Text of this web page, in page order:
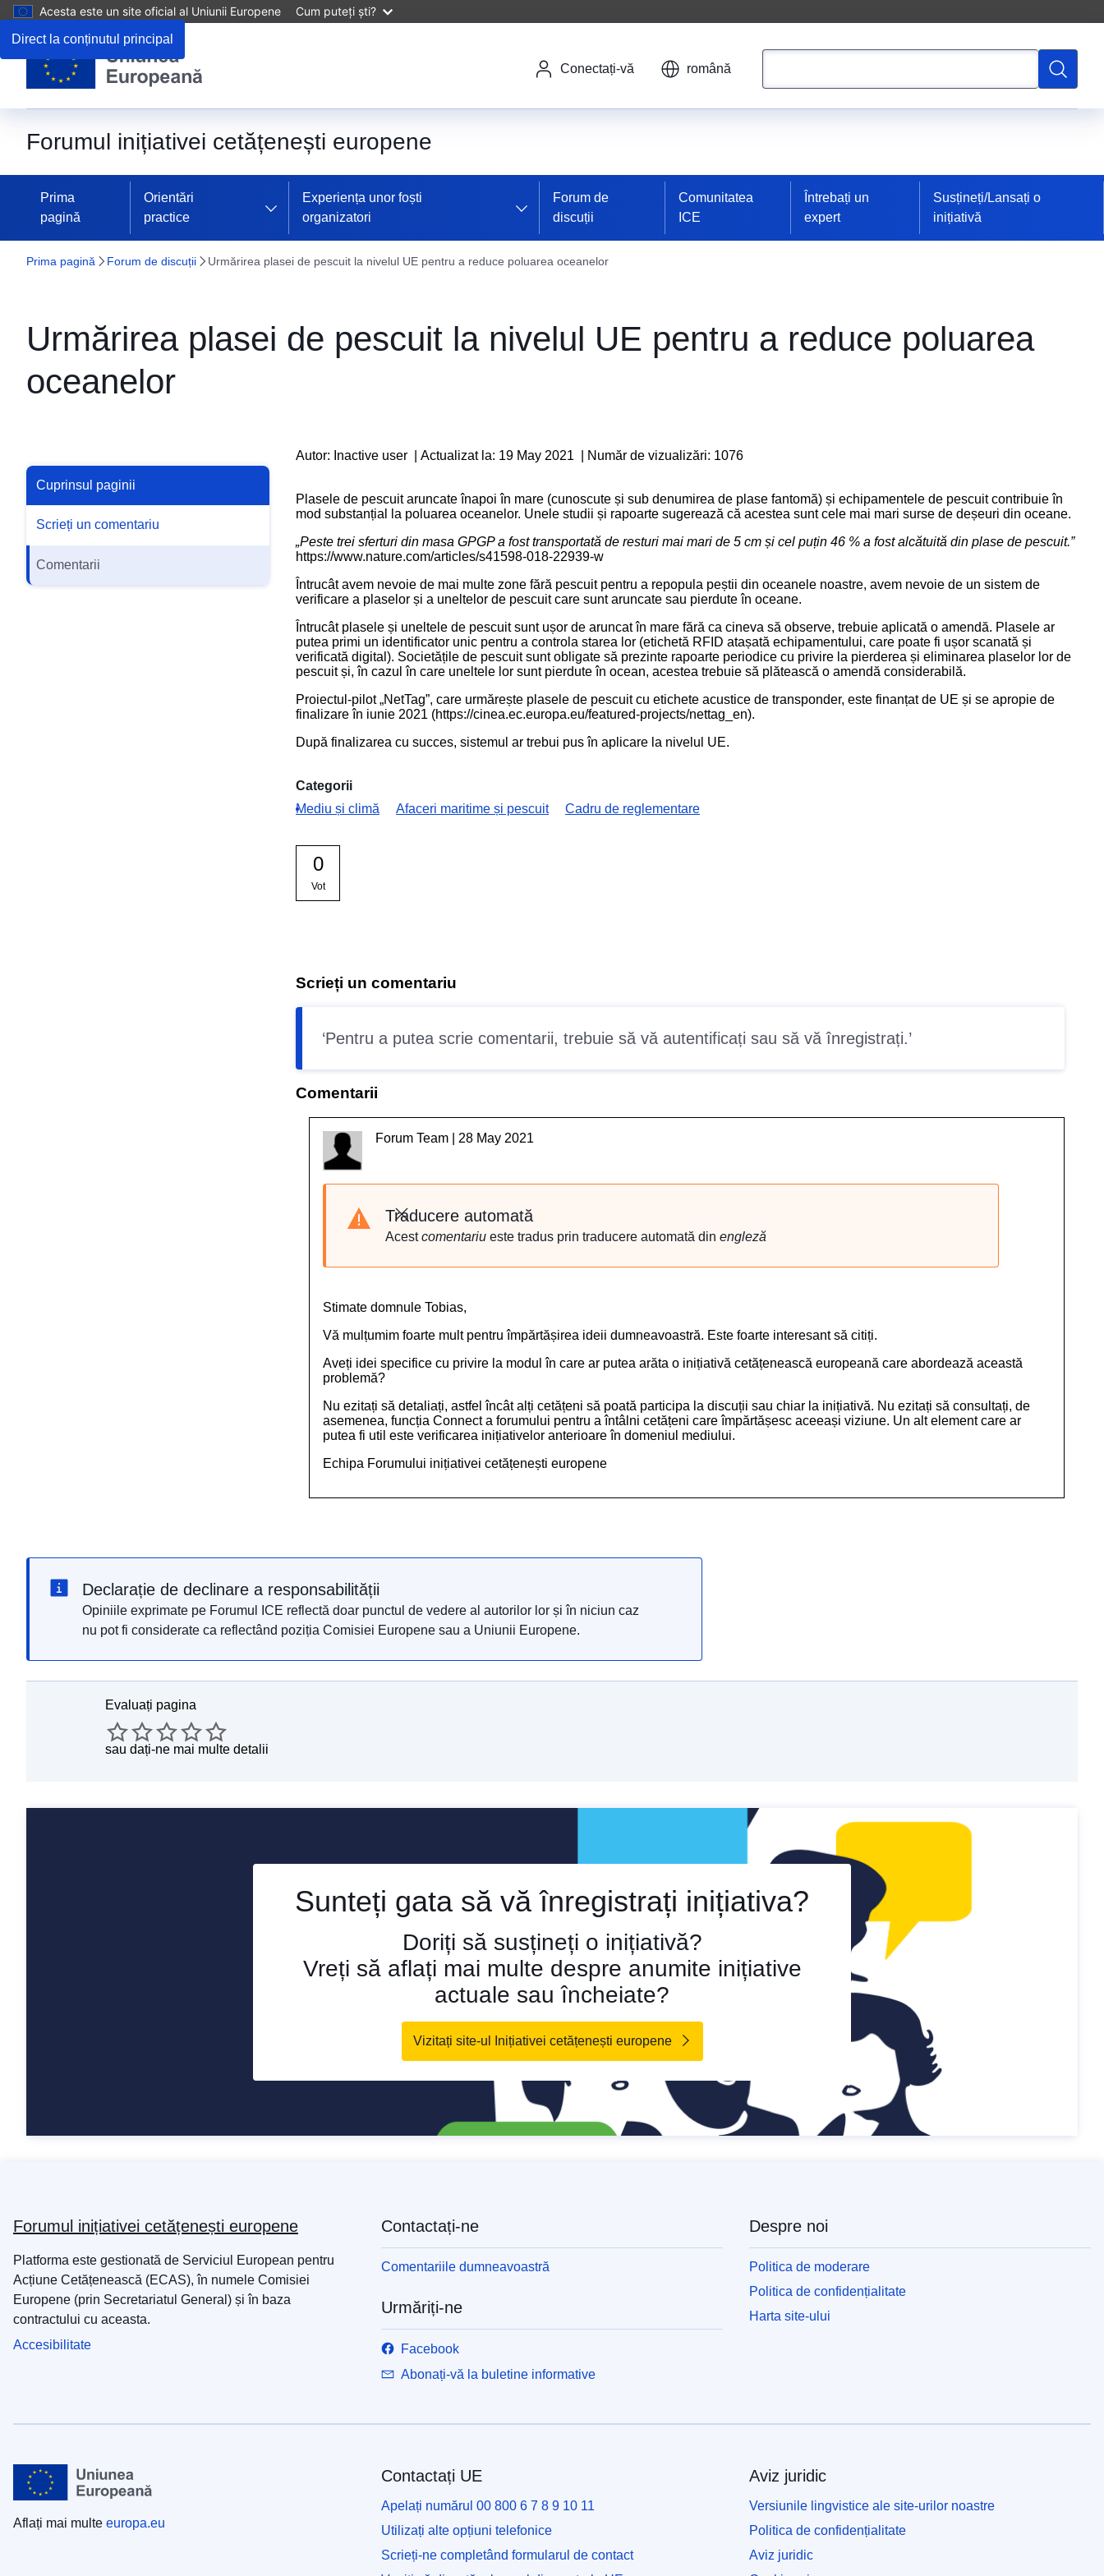
Direct la conținutul principal
Acesta este un site oficial al Uniunii Europene Cum puteți ști?
Conectați-vă română
Căutare
Căutare
Forumul inițiativei cetățenești europene
Prima
pagină
Orientări
practice
Experiența unor foști
organizatori
Forum de
discuții
Comunitatea
ICE
Întrebați un
expert
Susțineți/Lansați o
inițiativă
Prima pagină Forum de discuții Urmărirea plasei de pescuit la nivelul UE pentru a reduce poluarea oceanelor
Urmărirea plasei de pescuit la nivelul UE pentru a reduce poluarea
oceanelor
Cuprinsul paginii
Scrieți un comentariu
Comentarii
Autor: Inactive user Actualizat la: 19 May 2021 Număr de vizualizări: 1076
Plasele de pescuit aruncate înapoi în mare (cunoscute și sub denumirea de plase fantomă) și echipamentele de pescuit contribuie în
mod substanțial la poluarea oceanelor. Unele studii și rapoarte sugerează că acestea sunt cele mai mari surse de deșeuri din oceane.
„Peste trei sferturi din masa GPGP a fost transportată de resturi mai mari de 5 cm și cel puțin 46 % a fost alcătuită din plase de pescuit.”
https://www.nature.com/articles/s41598-018-22939-w
Întrucât avem nevoie de mai multe zone fără pescuit pentru a repopula peștii din oceanele noastre, avem nevoie de un sistem de
verificare a plaselor și a uneltelor de pescuit care sunt aruncate sau pierdute în oceane.
Întrucât plasele și uneltele de pescuit sunt ușor de aruncat în mare fără ca cineva să observe, trebuie aplicată o amendă. Plasele ar
putea primi un identificator unic pentru a controla starea lor (etichetă RFID atașată echipamentului, care poate fi ușor scanată și
verificată digital). Societățile de pescuit sunt obligate să prezinte rapoarte periodice cu privire la pierderea și eliminarea plaselor lor de
pescuit și, în cazul în care uneltele lor sunt pierdute în ocean, acestea trebuie să plătească o amendă considerabilă.
Proiectul-pilot „NetTag”, care urmărește plasele de pescuit cu etichete acustice de transponder, este finanțat de UE și se apropie de
finalizare în iunie 2021 (https://cinea.ec.europa.eu/featured-projects/nettag_en).
După finalizarea cu succes, sistemul ar trebui pus în aplicare la nivelul UE.
Categorii
Mediu și climă
Afaceri maritime și pescuit Cadru de reglementare
0
Vot
Scrieți un comentariu
Pentru a putea scrie comentarii, trebuie să vă autentificați sau să vă înregistrați.
Comentarii
Forum Team | 28 May 2021
Închideți
Traducere automată
Acestcomentariu este tradus prin traducere automată din engleză
Stimate domnule Tobias,
Vă mulțumim foarte mult pentru împărtășirea ideii dumneavoastră. Este foarte interesant să citiți.
Aveți idei specifice cu privire la modul în care ar putea arăta o inițiativă cetățenească europeană care abordează această
problemă?
Nu ezitați să detaliați, astfel încât alți cetățeni să poată participa la discuții sau chiar la inițiativă. Nu ezitați să consultați, de
asemenea, funcția Connecta forumului pentru a întâlni cetățeni care împărtășesc aceeași viziune. Un alt element care ar
putea fi util este verificarea inițiativelor anterioareîn domeniul mediului.
Echipa Forumului inițiativei cetățenești europene
Declarație de declinare a responsabilității
Opiniile exprimate pe Forumul ICE reflectă doar punctul de vedere al autorilor lor și în niciun caz
nu pot fi considerate ca reflectând poziția Comisiei Europene sau a Uniunii Europene.
Evaluați pagina
sau dați-ne mai multe detalii
Sunteți gata să vă înregistrați inițiativa?
Doriți să susțineți o inițiativă?
Vreți să aflați mai multe despre anumite inițiative
actuale sau încheiate?
Vizitați site-ul Inițiativei cetățenești europene
Forumul inițiativei cetățenești europene
Platforma este gestionată de Serviciul European pentru
Acțiune Cetățenească (ECAS), în numele Comisiei
Europene (prin Secretariatul General) și în baza
contractului cu aceasta.
Accesibilitate
Contactați-ne
Comentariile dumneavoastră
Urmăriți-ne
Facebook
Abonați-vă la buletine informative
Despre noi
Politica de moderare
Politica de confidențialitate
Harta site-ului
Aflați mai multe europa.eu
Contactați UE
Apelați numărul 00 800 6 7 8 9 10 11
Utilizați alte opțiuni telefonice
Scrieți-ne completând formularul de contact
Aviz juridic
Versiunile lingvistice ale site-urilor noastre
Politica de confidențialitate
Aviz juridic